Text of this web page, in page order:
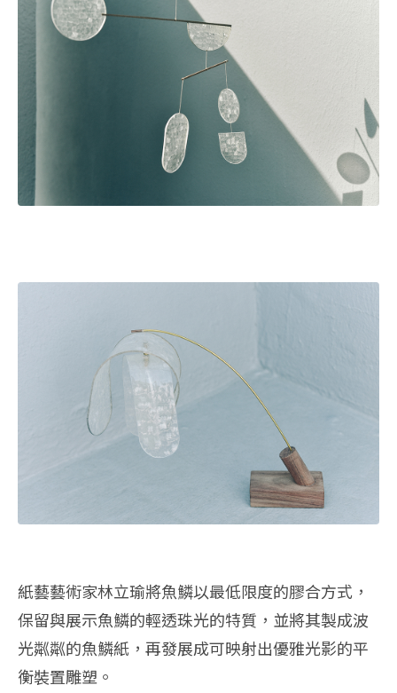
紙藝藝術家林立瑜將魚鱗以最低限度的膠合方式，
保留與展示魚鱗的輕透珠光的特質，並將其製成波
光粼粼的魚鱗紙，再發展成可映射出優雅光影的平
衡裝置雕塑。